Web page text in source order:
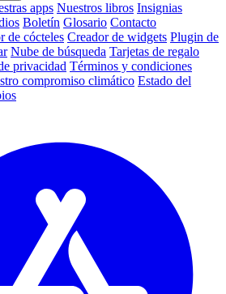
apps Nuestros libros Insignias
Boletín Glosario Contacto
de cócteles Creador de widgets Plugin de
Nube de búsqueda Tarjetas de regalo
privacidad Términos y condiciones
compromiso climático Estado del